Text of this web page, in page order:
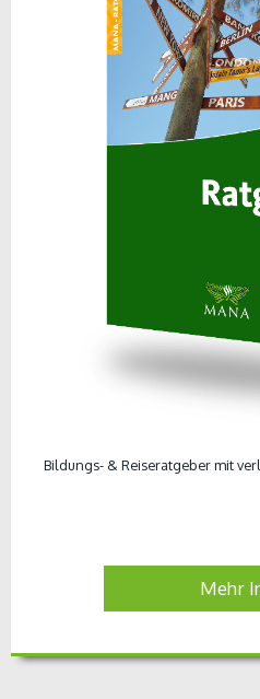
Bildungs- & Reiseratgeber mit
Mehr